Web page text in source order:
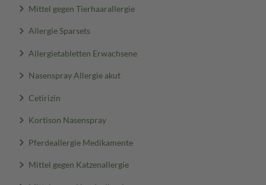
Mittel gegen Tierhaarallergie
Allergie Sparsets
Allergietabletten Erwachsene
Nasenspray Allergie akut
Cetirizin
Kortison Nasenspray
Pferdeallergie Medikamente
Mittel gegen Katzenallergie